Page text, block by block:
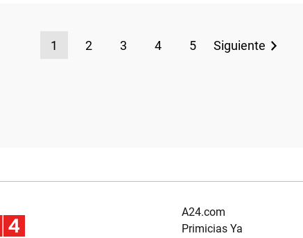
1 2 3 4 5 Siguiente
A24.com
Primicias Ya